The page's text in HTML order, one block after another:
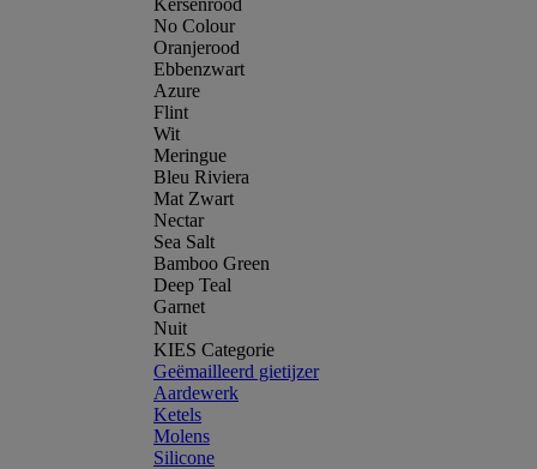
Kersenrood
No Colour
Oranjerood
Ebbenzwart
Azure
Flint
Wit
Meringue
Bleu Riviera
Mat Zwart
Nectar
Sea Salt
Bamboo Green
Deep Teal
Garnet
Nuit
KIES Categorie
Geëmailleerd gietijzer
Aardewerk
Ketels
Molens
Silicone